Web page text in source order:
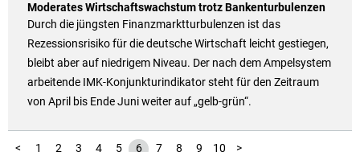
Moderates Wirtschaftswachstum trotz Bankenturbulenzen
Durch die jüngsten Finanzmarktturbulenzen ist das
Rezessionsrisiko für die deutsche Wirtschaft leicht gestiegen,
bleibt aber auf niedrigem Niveau. Der nach dem Ampelsystem
arbeitende IMK-Konjunkturindikator steht für den Zeitraum
von April bis Ende Juni weiter auf „gelb-grün“.
< 1 2 3 4 5 6 7 8 9 10
11
12
13
14
15 >